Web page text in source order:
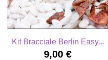
Kit Bracciale Berlin Easy...
9,00 €